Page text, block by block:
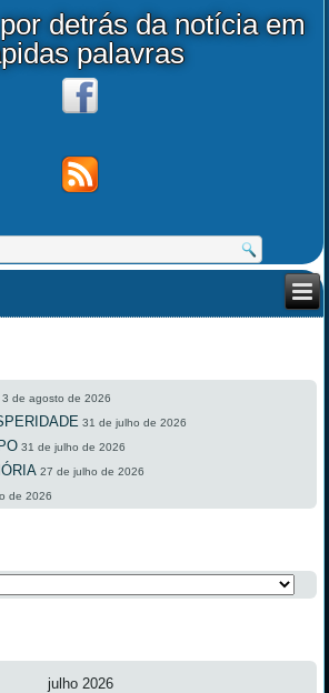
detrás da notícia em
palavras
3 de agosto de 2026
31 de julho de 2026
31 de julho de 2026
27 de julho de 2026
de 2026
julho 2026